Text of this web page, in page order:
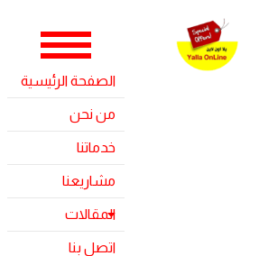
الصفحة الرئيسية
من نحن
خدماتنا
مشاريعنا
المقالات
اتصل بنا